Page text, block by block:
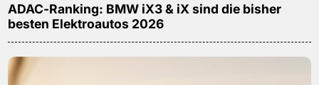
ADAC-Ranking: BMW iX3 & iX sind die bisher
besten Elektroautos 2026